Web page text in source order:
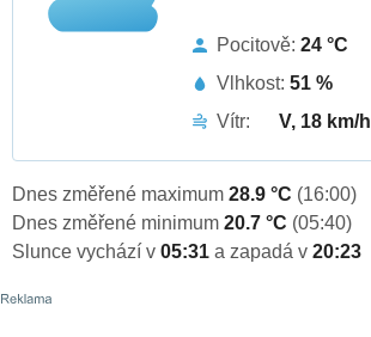
Pocitově: 24 °C
Vlhkost: 51 %
Vítr:
V, 18 km/h
Dnes změřené maximum 28.9 °C (16:00)
Dnes změřené minimum 20.7 °C (05:40)
Slunce vychází v 05:31 a zapadá v 20:23